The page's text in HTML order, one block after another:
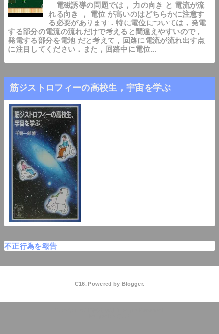
電磁誘導の問題では， 力の向き と 電流が流
れる向き ， 電位 が高いのはどちらかに注意す
る必要があります．特に電位については，発電
する部分の電流の流れだけで考えると間違えやすいので，
発電する部分を電池 だと考えて，回路に電流が流れ出す点
に注目してください．また，回路中に電位...
筋ジストロフィーの高校生，宇宙を学ぶ
不正行為を報告
C16. Powered by Blogger.